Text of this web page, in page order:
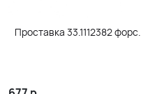
Проставка 33.1112382 форс.